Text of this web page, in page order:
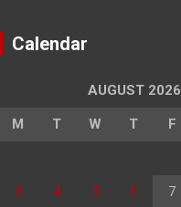
Calendar
AUGUST 2026
M T W T F
3 4 5 6 7